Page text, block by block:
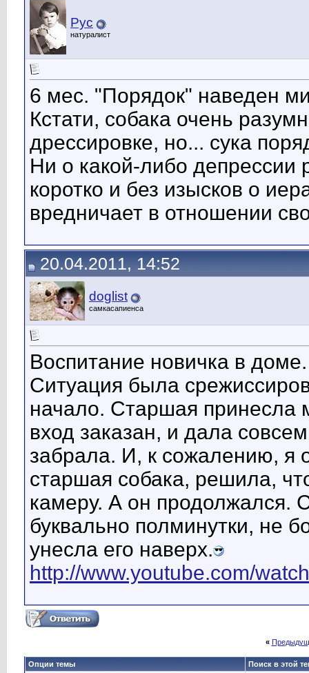
Рус
натуралист
6 мес. "Порядок" наведен
Кстати, собака очень
дрессировке, но... сука
Ни о какой-либо депрессии
коротко и без изысков о
вредничает в отношении
20.04.2011, 14:52
doglist
самкасапиенса
Воспитание новичка в доме.
Ситуация была
начало. Старшая принесла
вход заказан, и дала
забрала. И, к сожалению, я
старшая собака, решила,
камеру. А он продолжался.
буквально полминутки, не
унесла его наверх.
http://www.youtube.com/
«
Опции темы Поиск в этой